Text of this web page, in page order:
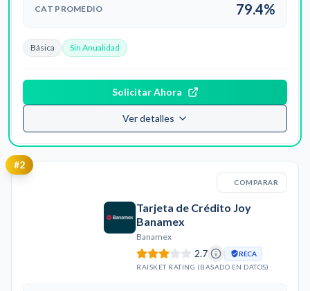
CAT PROMEDIO 79.4%
Básica Sin Anualidad
Solicitar Ahora
Ver detalles
#2
COMPARAR
Tarjeta de Crédito Joy
Banamex
Banamex
2.7
RECA
RAISKET RATING (BASADO EN DATOS)